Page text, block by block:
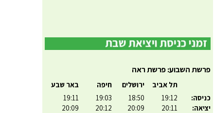
פרשת השבוע: פרשת ראה
כניסה:
יציאה:
תל אביב
19:12
20:11
ירושלים
18:50
20:09
חיפה
19:03
20:12
באר שבע
19:11
20:09